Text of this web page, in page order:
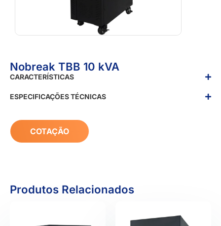
Nobreak TBB 10 kVA
CARACTERÍSTICAS
ESPECIFICAÇÕES TÉCNICAS
COTAÇÃO
Produtos Relacionados